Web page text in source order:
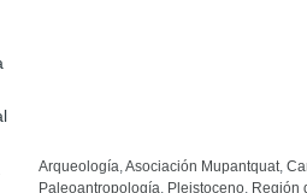
Arqueología,Asociación Mupantquat,
Paleoantropología, Pleistoceno, Región